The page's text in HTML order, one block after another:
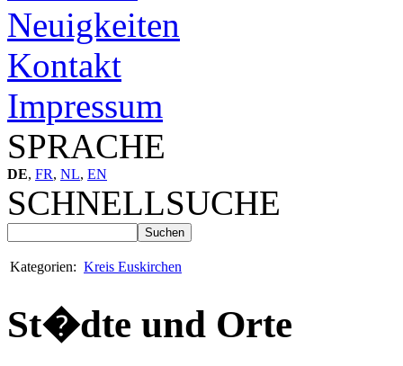
Neuigkeiten
Kontakt
Impressum
SPRACHE
DE, FR, NL, EN
SCHNELLSUCHE
Kategorien: Kreis Euskirchen
St�dte und Orte